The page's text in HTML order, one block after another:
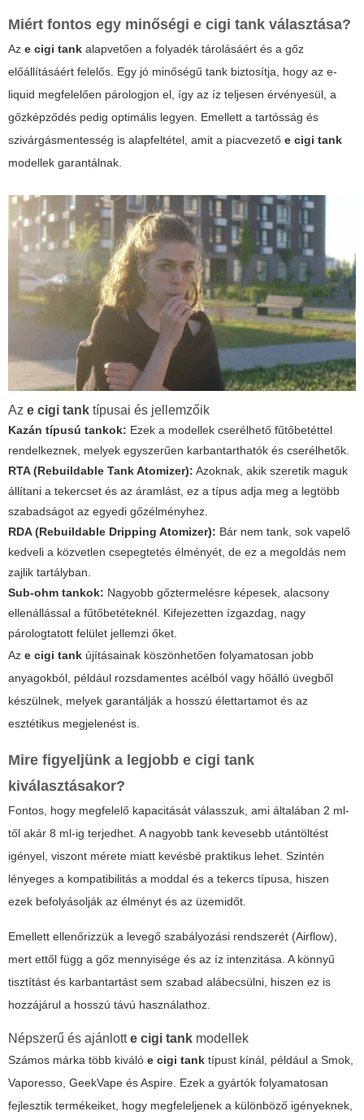
Miért fontos egy minőségi e cigi tank választása?
Az e cigi tank alapvetően a folyadék tárolásáért és a gőz
előállításáért felelős. Egy jó minőségű tank biztosítja, hogy az e-
liquid megfelelően párologjon el, így az íz teljesen érvényesül, a
gőzképződés pedig optimális legyen. Emellett a tartósság és
szivárgásmentesség is alapfeltétel, amit a piacvezető e cigi tank
modellek garantálnak.
Az e cigi tank típusai és jellemzőik
Kazán típusú tankok: Ezek a modellek cserélhető fűtőbetéttel
rendelkeznek, melyek egyszerűen karbantarthatók és cserélhetők.
RTA (Rebuildable Tank Atomizer): Azoknak, akik szeretik maguk
állítani a tekercset és az áramlást, ez a típus adja meg a legtöbb
szabadságot az egyedi gőzélményhez.
RDA (Rebuildable Dripping Atomizer): Bár nem tank, sok vapelő
kedveli a közvetlen csepegtetés élményét, de ez a megoldás nem
zajlik tartályban.
Sub-ohm tankok: Nagyobb gőztermelésre képesek, alacsony
ellenállással a fűtőbetéteknél. Kifejezetten ízgazdag, nagy
párologtatott felület jellemzi őket.
Az e cigi tank újításainak köszönhetően folyamatosan jobb
anyagokból, például rozsdamentes acélból vagy hőálló üvegből
készülnek, melyek garantálják a hosszú élettartamot és az
esztétikus megjelenést is.
Mire figyeljünk a legjobb e cigi tank
kiválasztásakor?
Fontos, hogy megfelelő kapacitását válasszuk, ami általában 2 ml-
től akár 8 ml-ig terjedhet. A nagyobb tank kevesebb utántöltést
igényel, viszont mérete miatt kevésbé praktikus lehet. Szintén
lényeges a kompatibilitás a moddal és a tekercs típusa, hiszen
ezek befolyásolják az élményt és az üzemidőt.
Emellett ellenőrizzük a levegő szabályozási rendszerét (Airflow),
mert ettől függ a gőz mennyisége és az íz intenzitása. A könnyű
tisztítást és karbantartást sem szabad alábecsülni, hiszen ez is
hozzájárul a hosszú távú használathoz.
Népszerű és ajánlotte cigi tank modellek
Számos márka több kiváló e cigi tank típust kínál, például a Smok,
Vaporesso, GeekVape és Aspire. Ezek a gyártók folyamatosan
fejlesztik termékeiket, hogy megfeleljenek a különböző igényeknek,